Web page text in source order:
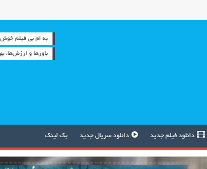
به ام بی فیلم خوش آمدید
باورها و ارزش‌ها،
دانلود فیلم جدید دانلود سریال جدید بک لینک